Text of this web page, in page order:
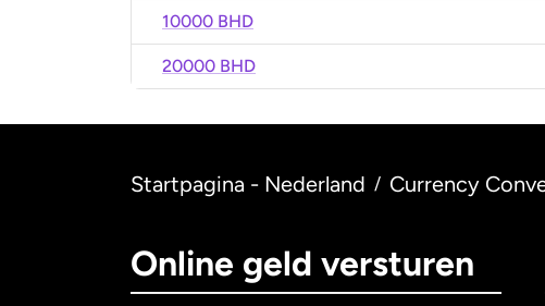
10000 BHD
20000 BHD
Startpagina - Nederland / Currency
Online geld versturen